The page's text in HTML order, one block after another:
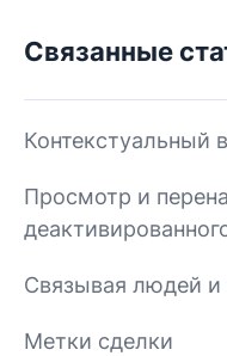
Связанные
Контекстуальный
Просмотр и
Связывая людей и
Метки сделки